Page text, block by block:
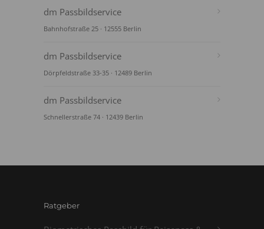
dm Passbildservice
Bahnhofstraße 25 · 12555 Berlin
dm Passbildservice
Dörpfeldstraße 33-35 · 12489 Berlin
dm Passbildservice
Schnellerstraße 74 · 12439 Berlin
Ratgeber